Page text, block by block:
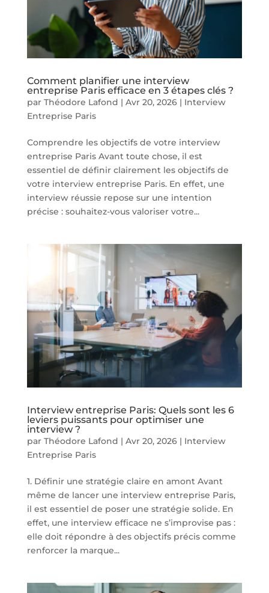
Comment planifier une interview
entreprise Paris efficace en 3 étapes clés ?
par Théodore Lafond | Avr 20, 2026| Interview
Entreprise Paris
Comprendre les objectifs de votre interview
entreprise Paris Avant toute chose, il est
essentiel de définir clairement les objectifs de
votre interview entreprise Paris. En effet, une
interview réussie repose sur une intention
précise : souhaitez-vous valoriser votre...
Interview entreprise Paris: Quels sont les 6
leviers puissants pour optimiser une
interview ?
par Théodore Lafond | Avr 20, 2026| Interview
Entreprise Paris
1. Définir une stratégie claire en amont Avant
même de lancer une interview entreprise Paris,
il est essentiel de poser une stratégie solide. En
effet, une interview efficace ne s’improvise pas :
elle doit répondre à des objectifs précis comme
renforcer la marque...